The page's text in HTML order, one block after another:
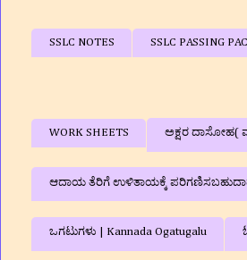
SSLC NOTES SSLC PASSING
WORK SHEETS ಅಕ್ಷರ ದಾಸೋಹ(
ಆದಾಯ ತೆರಿಗೆ ಉಳಿತಾಯಕ್ಕೆ
ಒಗಟುಗಳು | Kannada Ogatugalu